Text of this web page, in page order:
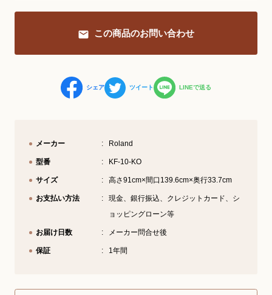
三木楽器 開成館
ピアノ弾き比べ、過去のコンサートな
この商品のお問い合わせ
シェア ツイート LINEで送る
メーカー Roland
型番 KF-10-KO
サイズ 高さ91cm×間口139.6cm×奥行33.7cm
お支払い方法
現金、銀行振込、クレジットカード、シ
ョッピングローン等
お届け日数 メーカー問合せ後
保証 1年間